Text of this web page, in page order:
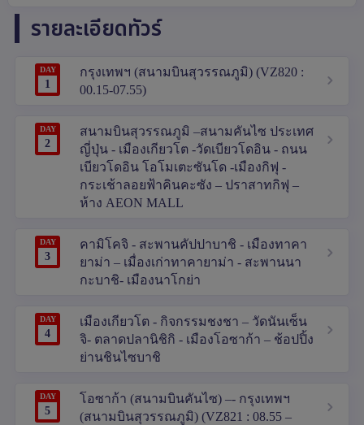
รายละเอียดทัวร์
DAY
1
กรุงเทพฯ (สนามบินสุวรรณภูมิ) (VZ820 :
00.15-07.55)
DAY
2
สนามบินสุวรรณภูมิ –สนามคันไซ ประเทศ
ญี่ปุ่น - เมืองเกียวโต -วัดเบียวโดอิน - ถนน
เบียวโดอิน โอโมเตะซันโด -เมืองกิฟุ -
กระเช้าลอยฟ้าคินคะซัง – ปราสาทกิฟุ –
ห้าง AEON MALL
DAY
3
คามิโคจิ - สะพานคัปปาบาชิ - เมืองทาคา
ยาม่า – เมื่องเก่าทาคายาม่า - สะพานนา
กะบาชิ- เมืองนาโกย่า
DAY
4
เมืองเกียวโต - กิจกรรมชงชา – วัดนันเซ็น
จิ- ตลาดปลานิชิกิ - เมืองโอซาก้า – ช้อปปิ้ง
ย่านชินไซบาชิ
DAY
5
โอซาก้า (สนามบินคันไซ) –- กรุงเทพฯ
(สนามบินสุวรรณภูมิ) (VZ821 : 08.55 –